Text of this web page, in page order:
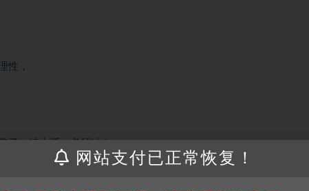
性，
了一波大活，必须冲！
网站支付已正常恢复！